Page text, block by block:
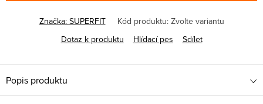
Značka: SUPERFIT Kód produktu: Zvolte variantu
Dotaz k produktu
Hlídací pes Sdílet
Popis produktu